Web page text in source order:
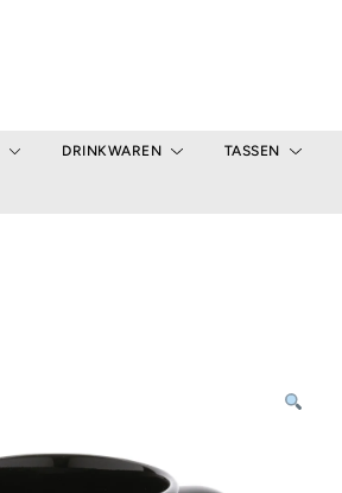
DRINKWAREN TASSEN